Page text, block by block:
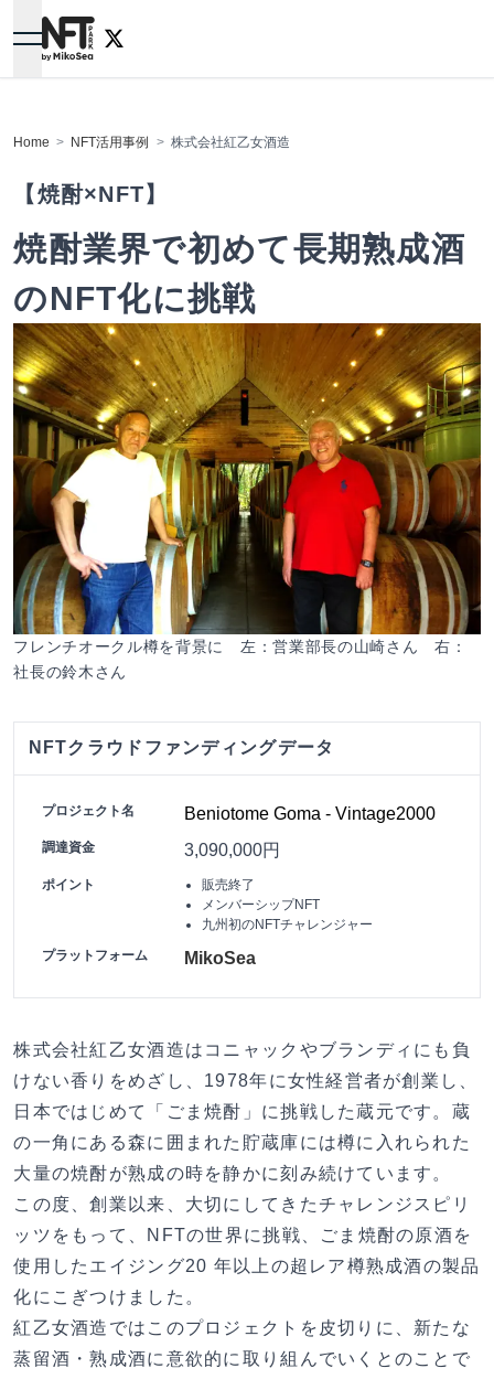
Home NFT活用事例 株式会社紅乙女酒造
【焼酎×NFT】
焼酎業界で初めて長期熟成酒
のNFT化に挑戦
フレンチオークル樽を背景に 左：営業部長の山崎さん 右：
社長の鈴木さん
NFTクラウドファンディングデータ
プロジェクト名 Beniotome Goma - Vintage2000
調達資金 3,090,000円
ポイント
販売終了
メンバーシップNFT
九州初のNFTチャレンジャー
プラットフォーム MikoSea
株式会社紅乙女酒造はコニャックやブランディにも負
けない香りをめざし、1978年に女性経営者が創業し、
日本ではじめて「ごま焼酎」に挑戦した蔵元です。蔵
の一角にある森に囲まれた貯蔵庫には樽に入れられた
大量の焼酎が熟成の時を静かに刻み続けています。
この度、創業以来、大切にしてきたチャレンジスピリ
ッツをもって、NFTの世界に挑戦、ごま焼酎の原酒を
使用したエイジング20 年以上の超レア樽熟成酒の製品
化にこぎつけました。
紅乙女酒造ではこのプロジェクトを皮切りに、新たな
蒸留酒・熟成酒に意欲的に取り組んでいくとのことで